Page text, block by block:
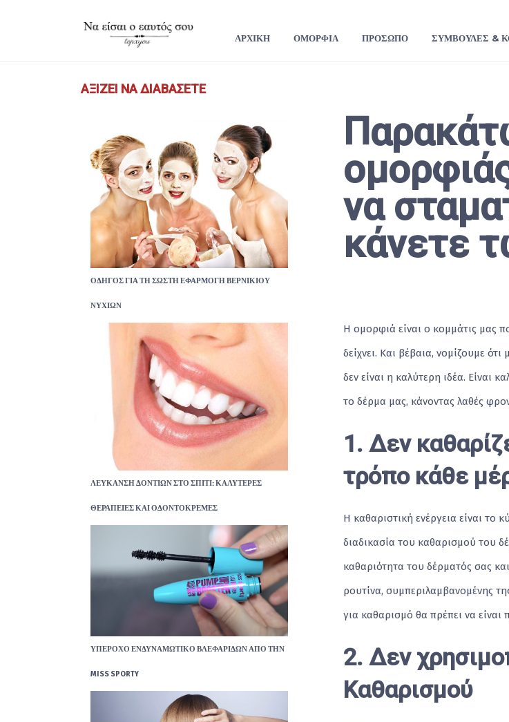
ΑΡΧΙΚΗ ΟΜΟΡΦΙΆ ΠΡΌΣΩΠΟ ΣΥΜΒΟΥΛΈΣ &
να
κάνετε
Η ομορφιά είναι ο κομμάτις μας
δείχνει. Και βέβαια, νομίζουμε
δεν είναι η καλύτερη ιδέα. Είναι
το δέρμα μας, κάνοντας λαθές
1. Δεν
τρόπο κάθε
Η καθαριστική ενέργεια είναι το
διαδικασία του καθαρισμού του
καθαριότητα του δέρματός σας
ρουτίνα, συμπεριλαμβανομένης
για καθαρισμό θα πρέπει να
2. Δεν
Καθαρισμού
ΑΞΊΖΕΙ ΝΑ ΔΙΑΒΆΣΕΤΕ
ΟΔΗΓΌΣ ΓΙΑ ΤΗ ΣΩΣΤΉ ΕΦΑΡΜΟΓΉ ΒΕΡΝΙΚΙΟΎ
ΝΥΧΙΏΝ
ΛΕΎΚΑΝΣΗ ΔΟΝΤΙΏΝ ΣΤΟ ΣΠΊΤΙ: ΚΑΛΎΤΕΡΕΣ
ΘΕΡΑΠΕΊΕΣ ΚΑΙ ΟΔΟΝΤΌΚΡΕΜΕΣ
ΥΠΈΡΟΧΟ ΕΝΔΥΝΑΜΩΤΙΚΌ ΒΛΕΦΑΡΊΔΩΝ ΑΠΌ ΤΗΝ
MISS SPORTY